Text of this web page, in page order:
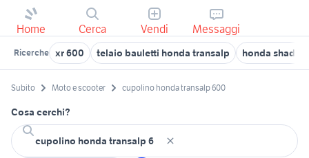
Home Cerca Vendi Messaggi
Ricerche xr 600 telaio bauletti honda transalp honda
Subito Moto e scooter cupolino honda transalp 600
Cosa cerchi?